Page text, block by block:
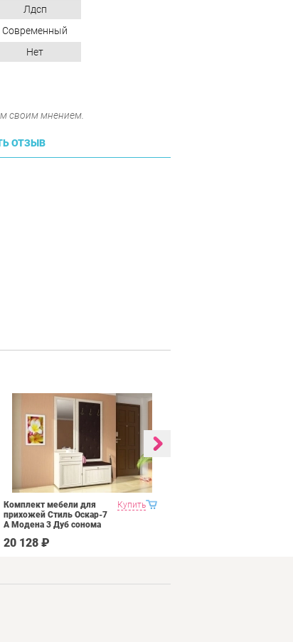
Лдсп
Современный
Нет
своим мнением.
ОТЗЫВ
Купить
Комплект мебели для
прихожей Стиль Оскар-7
А Модена 3 Дуб сонома
20 128 ₽